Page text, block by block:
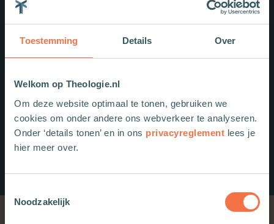
Toestemming Details Over
Welkom op Theologie.nl
Om deze website optimaal te tonen, gebruiken we
cookies om onder andere ons webverkeer te analyseren.
Onder ‘details tonen’ en in ons privacyreglement lees je
hier meer over.
Noodzakelijk